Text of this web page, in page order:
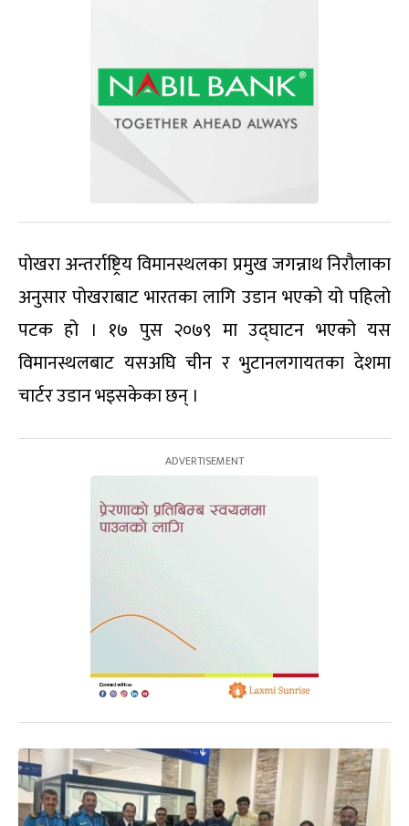
पोखरा अन्तर्राष्ट्रिय विमानस्थलका प्रमुख जगन्नाथ निरौलाका
अनुसार पोखराबाट भारतका लागि उडान भएको यो पहिलो
पटक हो । १७ पुस २०७९ मा उद्घाटन भएको यस
विमानस्थलबाट यसअघि चीन र भुटानलगायतका देशमा
चार्टर उडान भइसकेका छन् ।